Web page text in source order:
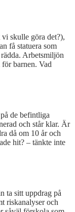
skulle göra det?),
få statuera som
Arbetsmiljön
barnen. Vad
de befintliga
och står klar. Är
då om 10 år och
hit? – tänkte inte
ta sitt uppdrag på
riskanalyser och